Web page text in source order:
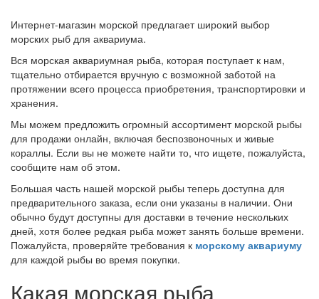
Интернет-магазин морской предлагает широкий выбор
морских рыб для аквариума.
Вся морская аквариумная рыба, которая поступает к нам,
тщательно отбирается вручную с возможной заботой на
протяжении всего процесса приобретения, транспортировки и
хранения.
Мы можем предложить огромный ассортимент морской рыбы
для продажи онлайн, включая беспозвоночных и живые
кораллы. Если вы не можете найти то, что ищете, пожалуйста,
сообщите нам об этом.
Большая часть нашей морской рыбы теперь доступна для
предварительного заказа, если они указаны в наличии. Они
обычно будут доступны для доставки в течение нескольких
дней, хотя более редкая рыба может занять больше времени.
Пожалуйста, проверяйте требования к морскому аквариуму
для каждой рыбы во время покупки.
Какая морская рыба